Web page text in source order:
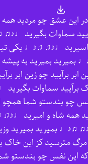
این عشق چو مردید
سماوات بگیرید
♩♪♫ ♫♪♩ یکی
بمیرید به پیشه
برآیید چو زین ابر
برآیید سماوات
نفس چو بندستو شما
همه شاه و امیرید
بمیرید بمیرید وزین
مترسید کز این
که این نفس چو بندستو